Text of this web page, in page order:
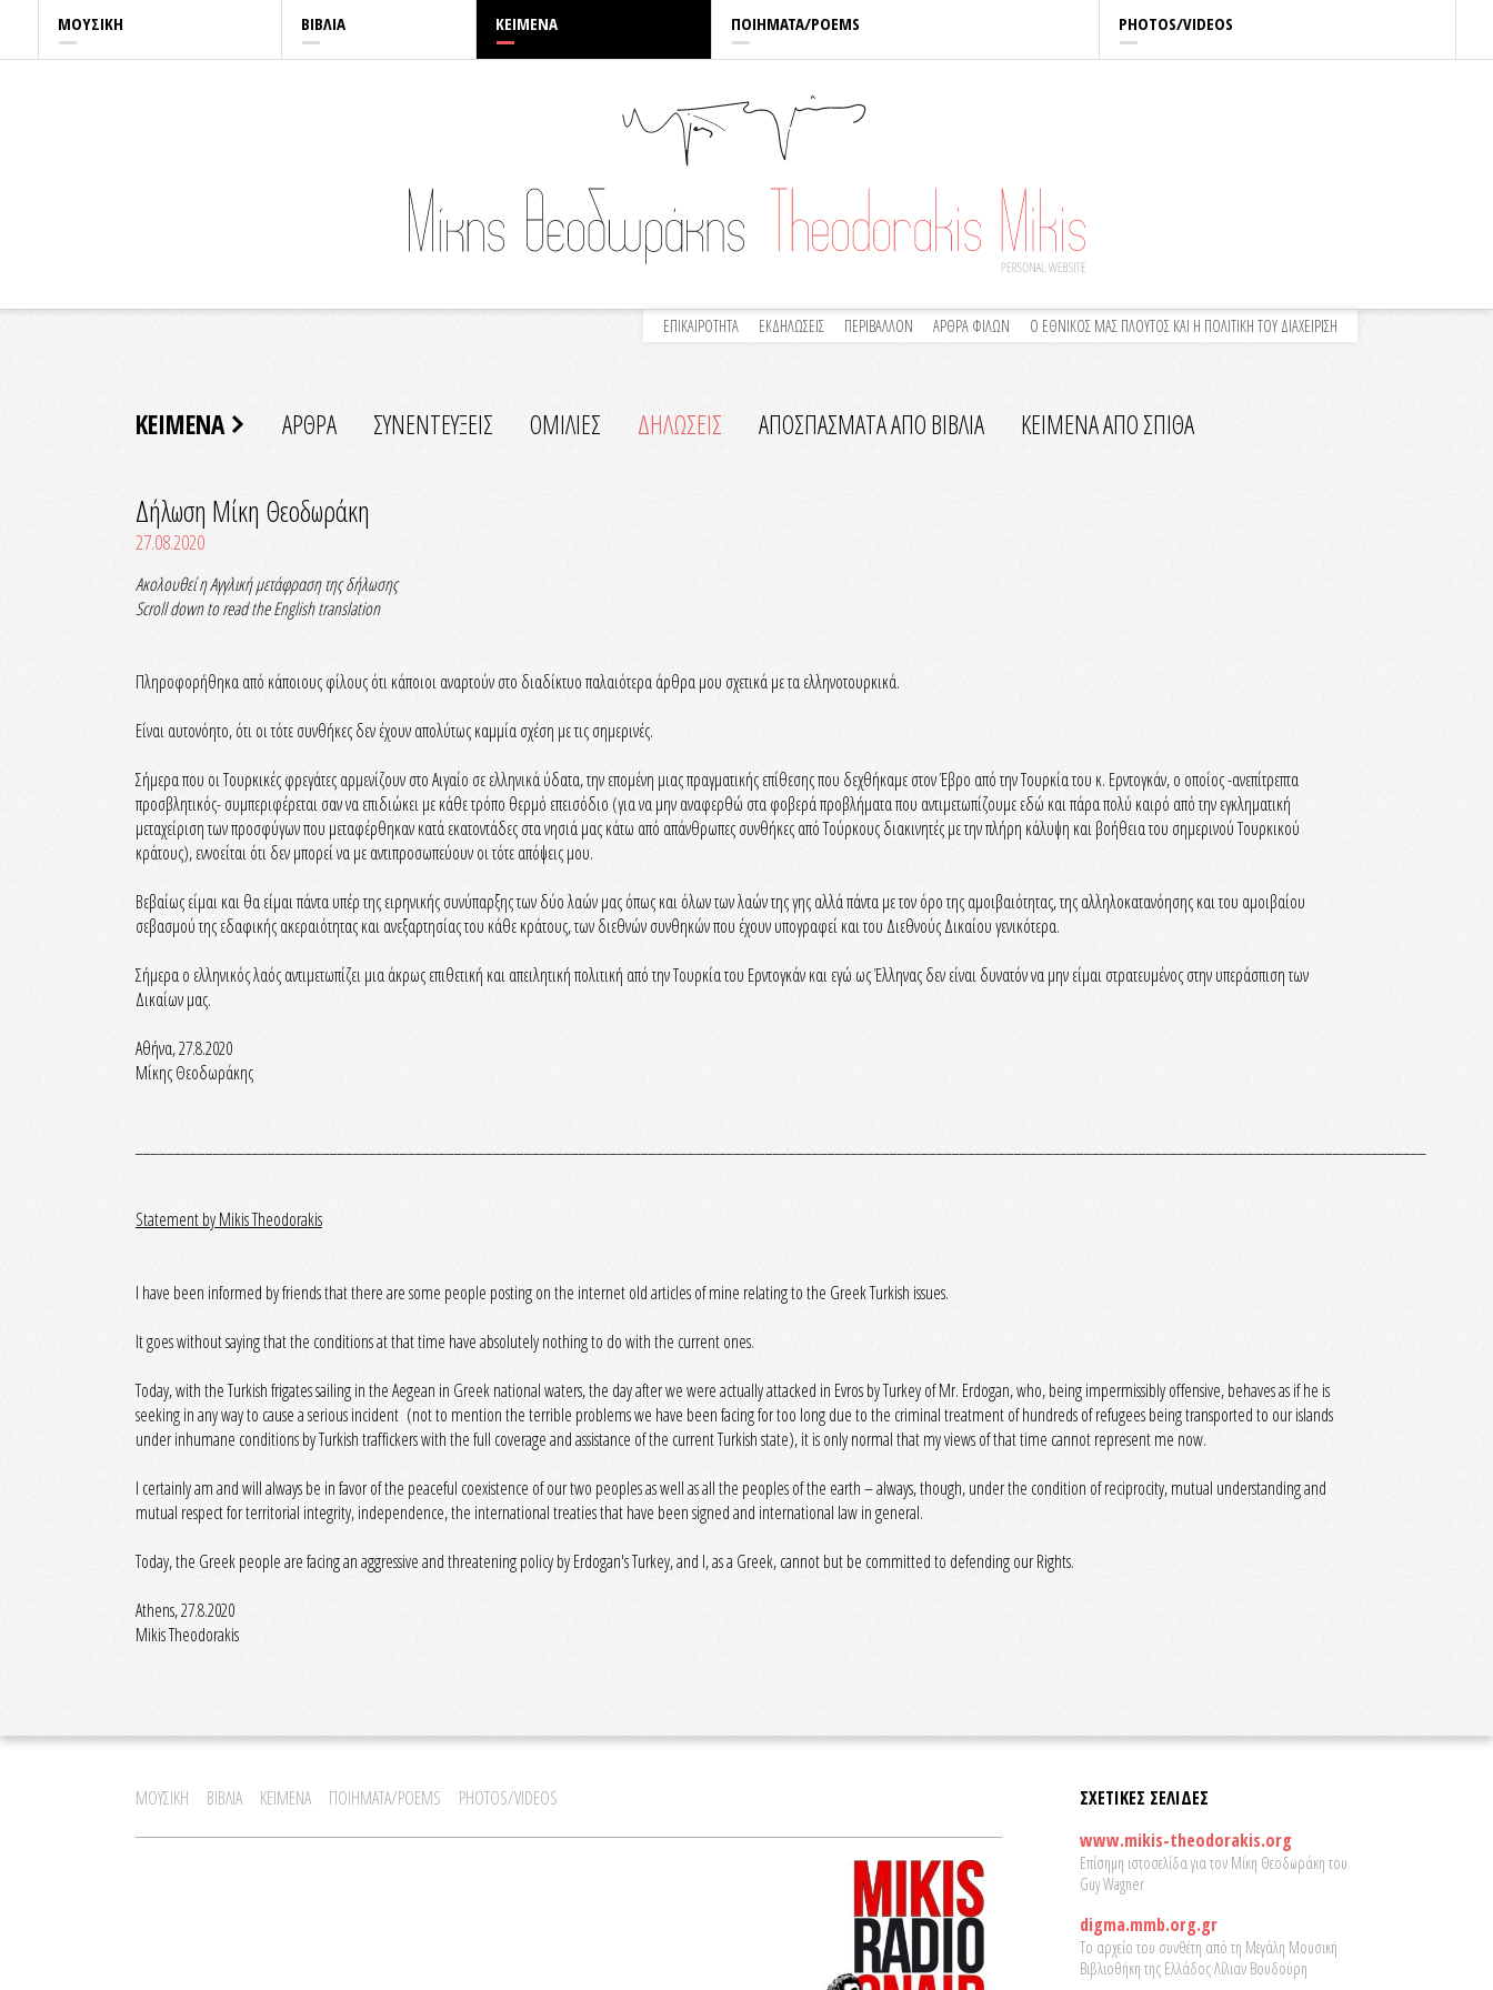
ΜΟΥΣΙΚΗ ΒΙΒΛΙΑ ΚΕΙΜΕΝΑ ΠΟΙΗΜΑΤΑ/POEMS PHOTOS/VIDEOS
ΕΠΙΚΑΙΡΟΤΗΤΑ ΕΚΔΗΛΩΣΕΙΣ ΠΕΡΙΒΑΛΛΟΝ ΑΡΘΡΑ ΦΙΛΩΝ Ο ΕΘΝΙΚΟΣ ΜΑΣ ΠΛΟΥΤΟΣ ΚΑΙ Η ΠΟΛΙΤΙΚΗ ΤΟΥ ΔΙΑΧΕΙΡΙΣΗ
ΚΕΙΜΕΝΑ ΑΡΘΡΑ ΣΥΝΕΝΤΕΥΞΕΙΣ ΟΜΙΛΙΕΣ ΔΗΛΩΣΕΙΣ ΑΠΟΣΠΑΣΜΑΤΑ ΑΠΟ ΒΙΒΛΙΑ ΚΕΙΜΕΝΑ ΑΠΟ ΣΠΙΘΑ
Δήλωση Μίκη Θεοδωράκη
27.08.2020
Ακολουθεί η Αγγλική μετάφραση της δήλωσης
Scroll down to read the English translation
Πληροφορήθηκα από κάποιους φίλους ότι κάποιοι αναρτούν στο διαδίκτυο παλαιότερα άρθρα μου σχετικά με τα ελληνοτουρκικά.
Είναι αυτονόητο, ότι οι τότε συνθήκες δεν έχουν απολύτως καμμία σχέση με τις σημερινές.
Σήμερα που οι Τουρκικές φρεγάτες αρμενίζουν στο Αιγαίο σε ελληνικά ύδατα, την επομένη μιας πραγματικής επίθεσης που δεχθήκαμε στον Έβρο από την Τουρκία του κ. Ερντογκάν, ο οποίος -ανεπίτρεπτα
προσβλητικός- συμπεριφέρεται σαν να επιδιώκει με κάθε τρόπο θερμό επεισόδιο (για να μην αναφερθώ στα φοβερά προβλήματα που αντιμετωπίζουμε εδώ και πάρα πολύ καιρό από την εγκληματική
μεταχείριση των προσφύγων που μεταφέρθηκαν κατά εκατοντάδες στα νησιά μας κάτω από απάνθρωπες συνθήκες από Τούρκους διακινητές με την πλήρη κάλυψη και βοήθεια του σημερινού Τουρκικού
κράτους), εννοείται ότι δεν μπορεί να με αντιπροσωπεύουν οι τότε απόψεις μου.
Βεβαίως είμαι και θα είμαι πάντα υπέρ της ειρηνικής συνύπαρξης των δύο λαών μας όπως και όλων των λαών της γης αλλά πάντα με τον όρο της αμοιβαιότητας, της αλληλοκατανόησης και του αμοιβαίου
σεβασμού της εδαφικής ακεραιότητας και ανεξαρτησίας του κάθε κράτους, των διεθνών συνθηκών που έχουν υπογραφεί και του Διεθνούς Δικαίου γενικότερα.
Σήμερα ο ελληνικός λαός αντιμετωπίζει μια άκρως επιθετική και απειλητική πολιτική από την Τουρκία του Ερντογκάν και εγώ ως Έλληνας δεν είναι δυνατόν να μην είμαι στρατευμένος στην υπεράσπιση των
Δικαίων μας.
Αθήνα, 27.8.2020
Μίκης Θεοδωράκης
Statement by Mikis Theodorakis
I have been informed by friends that there are some people posting on the internet old articles of mine relating to the Greek Turkish issues.
It goes without saying that the conditions at that time have absolutely nothing to do with the current ones.
Today, with the Turkish frigates sailing in the Aegean in Greek national waters, the day after we were actually attacked in Evros by Turkey of Mr. Erdogan, who, being impermissibly offensive, behaves as if he is
seeking in any way to cause a serious incident (not to mention the terrible problems we have been facing for too long due to the criminal treatment of hundreds of refugees being transported to our islands
under inhumane conditions by Turkish traffickers with the full coverage and assistance of the current Turkish state), it is only normal that my views of that time cannot represent me now.
I certainly am and will always be in favor of the peaceful coexistence of our two peoples as well as all the peoples of the earth – always, though, under the condition of reciprocity, mutual understanding and
mutual respect for territorial integrity, independence, the international treaties that have been signed and international law in general.
Today, the Greek people are facing an aggressive and threatening policy by Erdogan's Turkey, and I, as a Greek, cannot but be committed to defending our Rights.
Athens, 27.8.2020
Mikis Theodorakis
ΜΟΥΣΙΚΗ ΒΙΒΛΙΑ ΚΕΙΜΕΝΑ ΠΟΙΗΜΑΤΑ/POEMS PHOTOS/VIDEOS
ΣΧΕΤΙΚΕΣ ΣΕΛΙΔΕΣ
www.mikis-theodorakis.org
Επίσημη ιστοσελίδα για τον Μίκη Θεοδωράκη του
Guy Wagner
digma.mmb.org.gr
Το αρχείο του συνθέτη από τη Μεγάλη Μουσική
Βιβλιοθήκη της Ελλάδος Λίλιαν Βουδούρη